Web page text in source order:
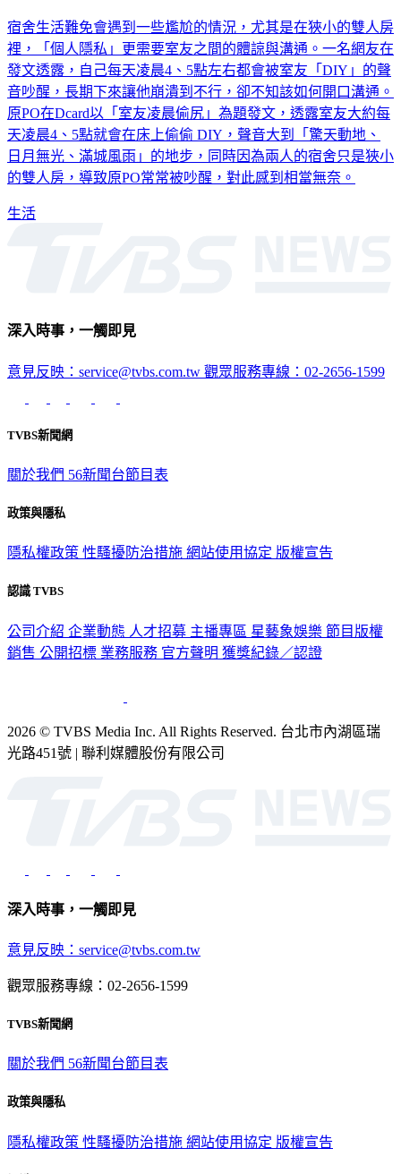
宿舍生活難免會遇到一些尷尬的情況，尤其是在狹小的雙人房
裡，「個人隱私」更需要室友之間的體諒與溝通。一名網友在
發文透露，自己每天凌晨4、5點左右都會被室友「DIY」的聲
音吵醒，長期下來讓他崩潰到不行，卻不知該如何開口溝通。
原PO在Dcard以「室友凌晨偷尻」為題發文，透露室友大約每
天凌晨4、5點就會在床上偷偷 DIY，聲音大到「驚天動地、
日月無光、滿城風雨」的地步，同時因為兩人的宿舍只是狹小
的雙人房，導致原PO常常被吵醒，對此感到相當無奈。
生活
深入時事，一觸即見
意見反映：service@tvbs.com.tw 觀眾服務專線：02-2656-1599
TVBS新聞網
關於我們 56新聞台節目表
政策與隱私
隱私權政策 性騷擾防治措施 網站使用協定 版權宣告
認識 TVBS
公司介紹 企業動態 人才招募 主播專區 星藝象娛樂 節目版權
銷售 公開招標 業務服務 官方聲明 獲獎紀錄／認證
2026 © TVBS Media Inc. All Rights Reserved. 台北市內湖區瑞
光路451號 | 聯利媒體股份有限公司
深入時事，一觸即見
意見反映：service@tvbs.com.tw
觀眾服務專線：02-2656-1599
TVBS新聞網
關於我們 56新聞台節目表
政策與隱私
隱私權政策 性騷擾防治措施 網站使用協定 版權宣告